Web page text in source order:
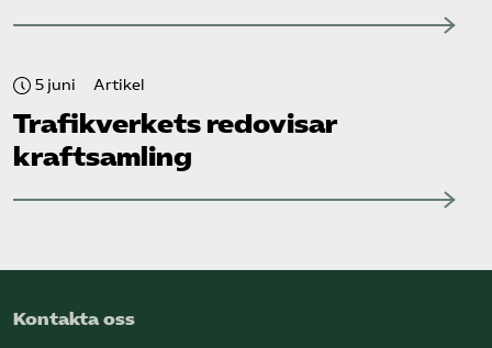
5 juni Artikel
Trafikverkets redovisar
kraftsamling
Kontakta oss